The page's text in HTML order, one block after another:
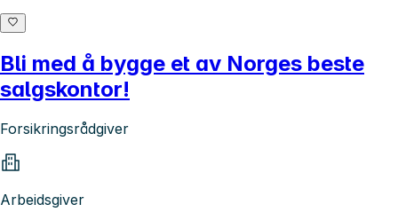
Bli med å bygge et av Norges beste
salgskontor!
Forsikringsrådgiver
Arbeidsgiver